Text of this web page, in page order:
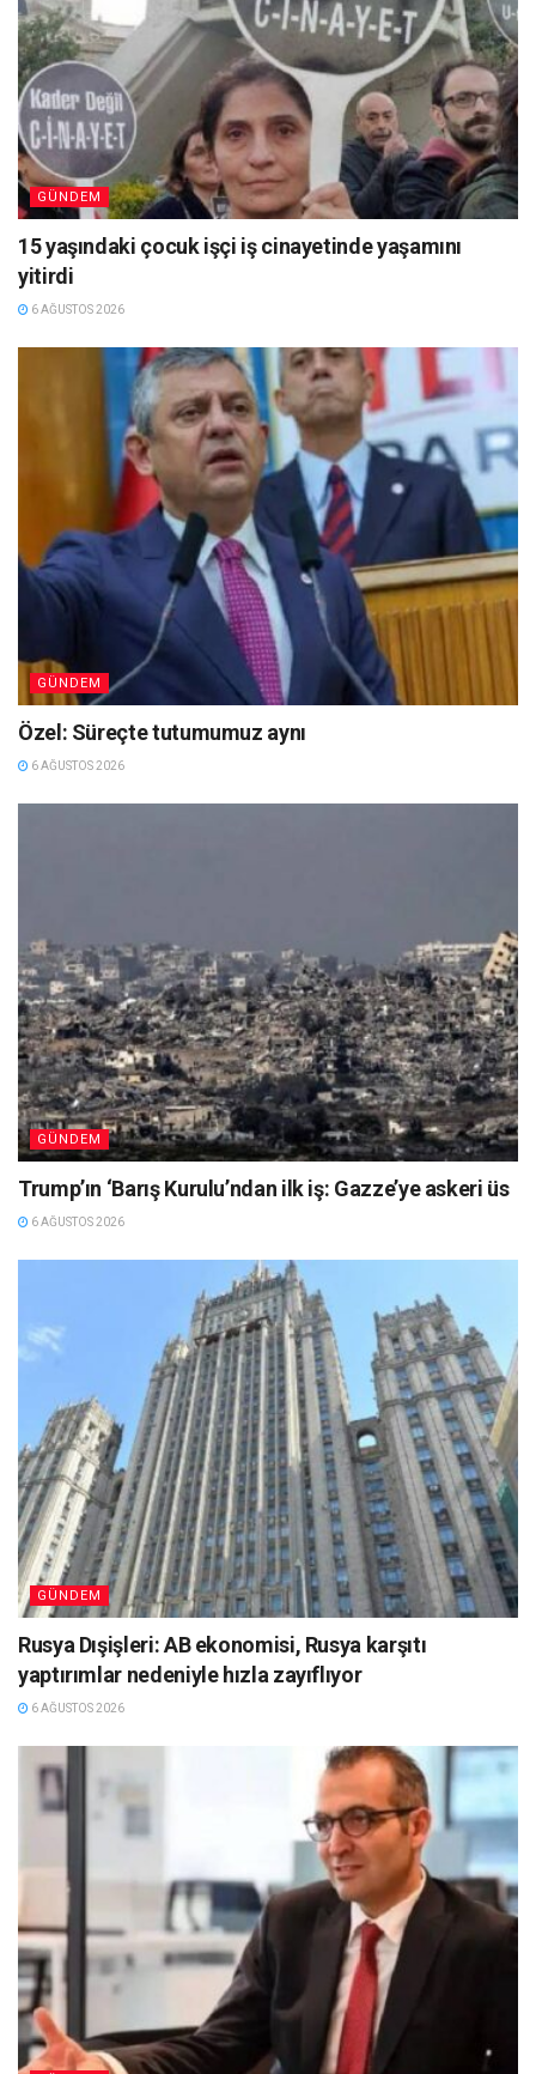
GÜNDEM
15 yaşındaki çocuk işçi iş cinayetinde yaşamını
yitirdi
6 AĞUSTOS 2026
GÜNDEM
Özel: Süreçte tutumumuz aynı
6 AĞUSTOS 2026
GÜNDEM
Trump’ın ‘Barış Kurulu’ndan ilk iş: Gazze’ye askeri üs
6 AĞUSTOS 2026
GÜNDEM
Rusya Dışişleri: AB ekonomisi, Rusya karşıtı
yaptırımlar nedeniyle hızla zayıflıyor
6 AĞUSTOS 2026